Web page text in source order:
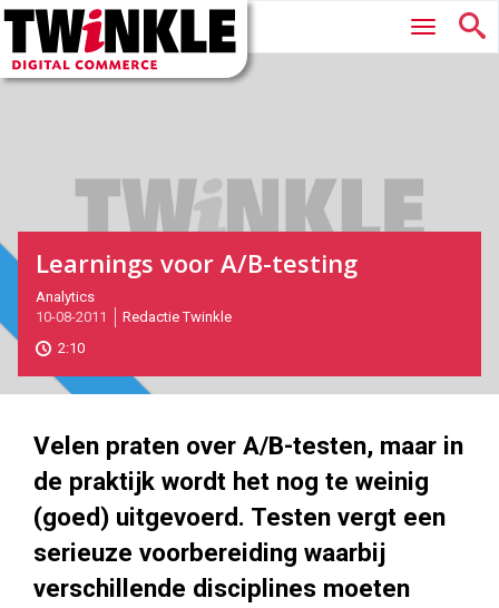
Twinkle
Digital
Commerce
Hoofdmenu
Learnings voor A/B-testing
2011-
08-
10T11:08:00
2017-
05-
Analytics
10-08-2011
Redactie Twinkle
2:10
Magazine
Velen praten over A/B-testen, maar in
de praktijk wordt het nog te weinig
(goed) uitgevoerd. Testen vergt een
serieuze voorbereiding waarbij
verschillende disciplines moeten